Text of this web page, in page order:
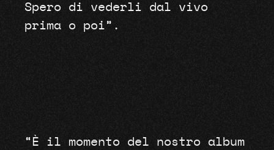
Spero di vederli dal vivo
prima o poi”.
“È il momento del nostro album